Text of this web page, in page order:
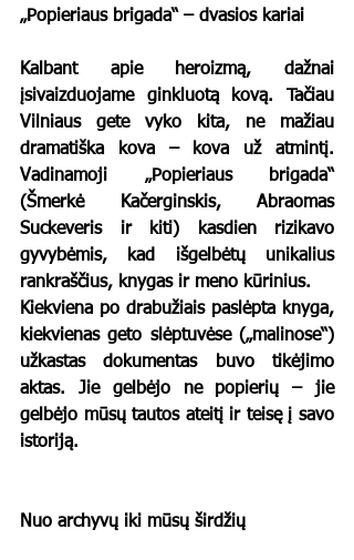
„Popieriaus brigada“ – dvasios kariai
Kalbant apie heroizmą, dažnai
įsivaizduojame ginkluotą kovą. Tačiau
Vilniaus gete vyko kita, ne mažiau
dramatiška kova – kova už atmintį.
Vadinamoji „Popieriaus brigada“
(Šmerkė Kačerginskis, Abraomas
Suckeveris ir kiti) kasdien rizikavo
gyvybėmis, kad išgelbėtų unikalius
rankraščius, knygas ir meno kūrinius.
Kiekviena po drabužiais paslėpta knyga,
kiekvienas geto slėptuvėse („malinose“)
užkastas dokumentas buvo tikėjimo
aktas. Jie gelbėjo ne popierių – jie
gelbėjo mūsų tautos ateitį ir teisę į savo
istoriją.
Nuo archyvų iki mūsų širdžių